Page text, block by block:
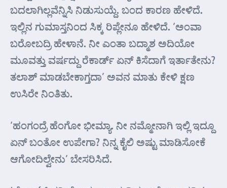
ಬದಲಾಗಿಲ್ಲವೆನ್ನಿಸಿ ನಿಡುಸುಯ್ದೆ. ಬಂದ ಕಾರಣ ಹೇಳಿದೆ.
ಇಲ್ಲಿನ ಗುಮಾಸ್ತನಿಂದ ಸಿಕ್ಕ ರಿಪ್ಲೇನೂ ಹೇಳಿದೆ. ‘ಅಂವಾ
ಬರೋಬದ್ರಿ ಹೇಳಾನೆ. ನೀ ಎಂತಾ ಬದ್ಮಾಶ ಅದಿಯೋ
ಮೂವತ್ತು ವರ್ಷದ್ದು ರೆಕಾರ್ಡ್ ಏನ್ ಕಿಸೆದಾಗೆ ಇರ್ತಾತೇನು?
ತಲಾಶ್ ಮಾಡಬೇಕಾಗ್ತದಾ’ ಅವನ ಮಾತು ಕೇಳಿ ಕ್ಷಣ
ಉಸಿರೇ ನಿಂತಿತು.
‘ಹಂಗಂದ್ರೆ ಹೆಂಗೋ ಭೀಮ್ಯಾ. ನೀ ನಮ್ಮೋನಾಗಿ ಇಲ್ಲಿ ಇದ್ದೂ
ಏನ್ ಬಂತೋ ಉಪೇಗಾ? ನಿನ್ನ ಕೈಲಿ ಅಷ್ಟು ಮಾಡಿಸೋಕೆ
ಆಗೋದಿಲ್ವೇನು’ ಬೇಸರಿಸಿದೆ.